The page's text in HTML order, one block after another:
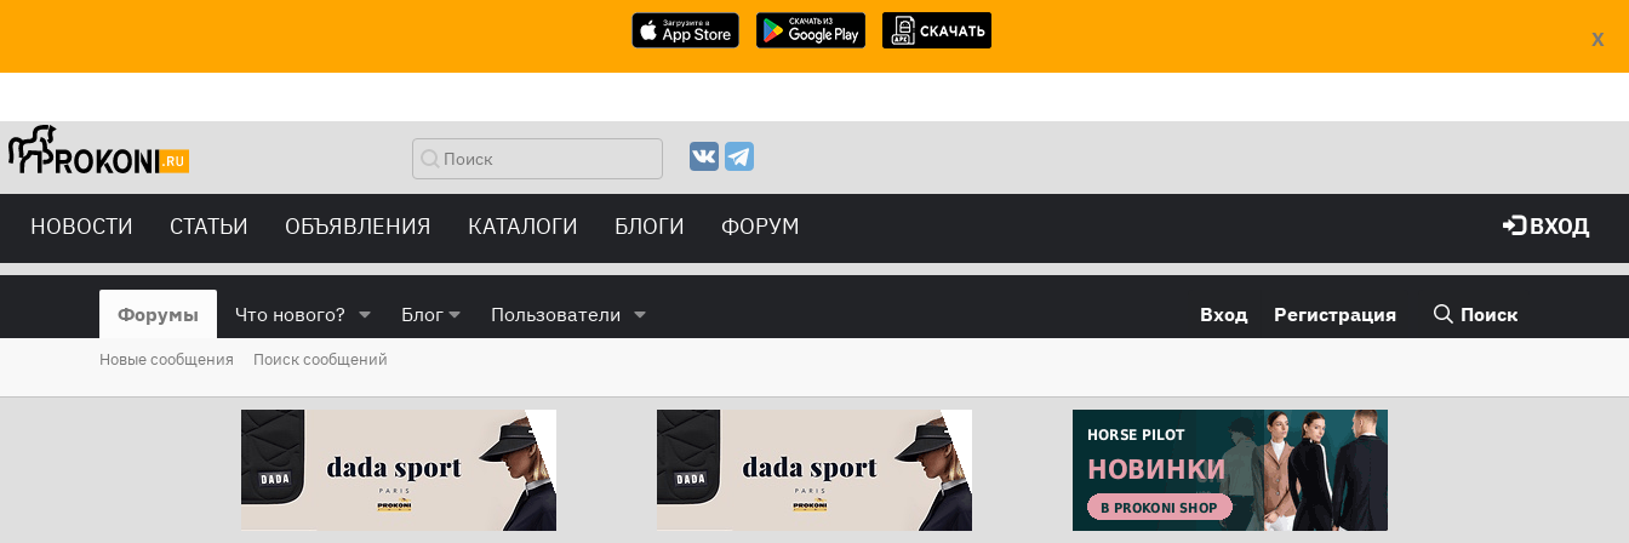
X
НОВОСТИ СТАТЬИ ОБЪЯВЛЕНИЯ КАТАЛОГИ БЛОГИ ФОРУМ ВХОД
Форумы Что нового? Блог Пользователи Вход Регистрация Поиск
Новые сообщения Поиск сообщений